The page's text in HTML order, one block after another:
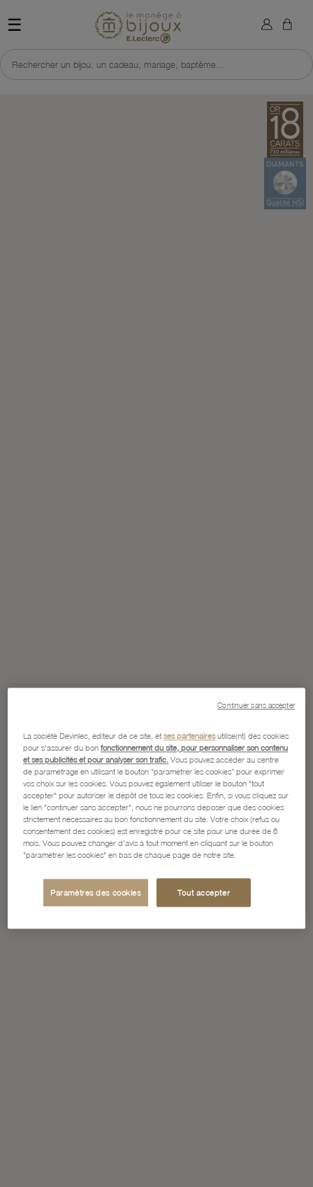
☰ Retour à l'accueil du site
Rechercher un bijou, un cadeau, mariage, baptême...
×
La société Devinlec, éditeur de ce site, etses partenairesutilise(nt) des cookies
pour s'assurer du bonfonctionnement du site, pour personnaliser son contenu
et ses publicités et pour analyser son trafic. Vous pouvez accéder au centre
de paramétrage en utilisant le bouton “paramétrer les cookies” pour exprimer
vos choix sur les cookies. Vous pouvez également utiliser le bouton "tout
accepter" pour autoriser le dépôt de tous les cookies. Enfin, si vous cliquez sur
le lien "continuer sans accepter", nous ne pourrons déposer que des cookies
strictement nécessaires au bon fonctionnement du site. Votre choix (refus ou
consentement des cookies) est enregistré pour ce site pour une durée de 6
mois. Vous pouvez changer d'avis à tout moment en cliquant sur le bouton
"paramétrer les cookies" en bas de chaque page de notre site.
Paramètres des cookies Tout accepter
Continuer sans accepter